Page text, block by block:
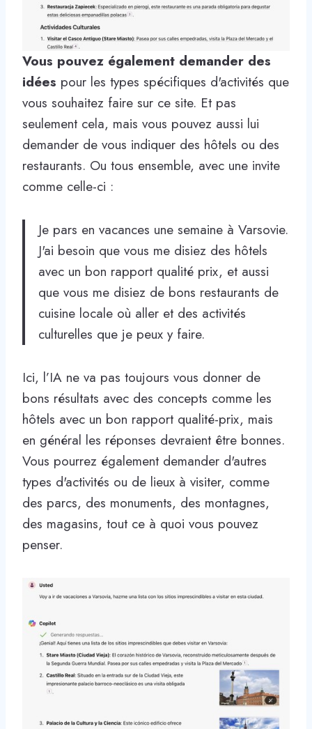
Vous pouvez également demander des
idées pour les types spécifiques d'activités que
vous souhaitez faire sur ce site. Et pas
seulement cela, mais vous pouvez aussi lui
demander de vous indiquer des hôtels ou des
restaurants. Ou tous ensemble, avec une invite
comme celle-ci :
Je pars en vacances une semaine à Varsovie.
J'ai besoin que vous me disiez des hôtels
avec un bon rapport qualité prix, et aussi
que vous me disiez de bons restaurants de
cuisine locale où aller et des activités
culturelles que je peux y faire.
Ici, l’IA ne va pas toujours vous donner de
bons résultats avec des concepts comme les
hôtels avec un bon rapport qualité-prix, mais
en général les réponses devraient être bonnes.
Vous pourrez également demander d'autres
types d'activités ou de lieux à visiter, comme
des parcs, des monuments, des montagnes,
des magasins, tout ce à quoi vous pouvez
penser.